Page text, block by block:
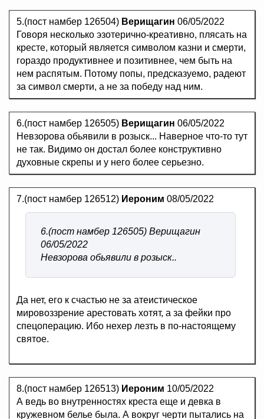
5.(пост намбер 126504) Верищагин 06/05/2022
Говоря несколько эзотерично-креативно, плясать на
кресте, который является символом казни и смерти,
гораздо продуктивнее и позитивнее, чем быть на
нем распятым. Потому попы, предсказуемо, радеют
за символ смерти, а не за победу над ним.
6.(пост намбер 126505) Верищагин 06/05/2022
Невзорова обьявили в розыск... Наверное что-то тут
не так. Видимо он достал более конструктивно
духовные скрепы и у него более серьезно.
7.(пост намбер 126512) Иероним 08/05/2022
6.(пост намбер 126505) Верищагин
06/05/2022
Невзорова обьявили в розыск..
Да нет, его к счастью не за атеистическое
мировоззрение арестовать хотят, а за фейки про
спецоперацию. Ибо нехер лезть в по-настоящему
святое.
8.(пост намбер 126513) Иероним 10/05/2022
А ведь во внутренностях креста еще и девка в
кружевном белье была. А вокруг черти пытались на